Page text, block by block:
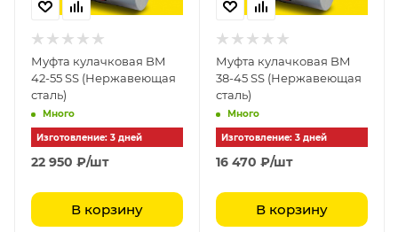
Муфта кулачковая BM
42-55 SS (Нержавеющая
сталь)
Много
Изготовление: 3 дней
22 950 ₽/шт
В корзину
Муфта кулачковая BM
38-45 SS (Нержавеющая
сталь)
Много
Изготовление: 3 дней
16 470 ₽/шт
В корзину